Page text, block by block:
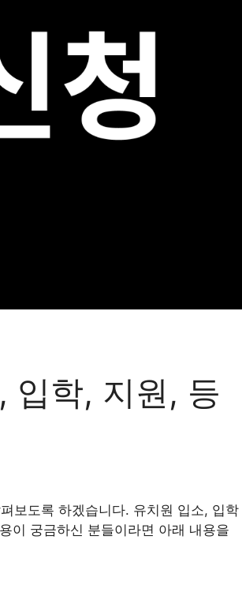
입학, 지원, 등
보도록 하겠습니다. 유치원 입소, 입학
이 궁금하신 분들이라면 아래 내용을